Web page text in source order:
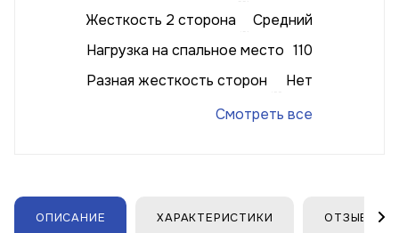
Жесткость 2 сторона
Средний
Нагрузка на спальное место 110
Разная жесткость сторон
Нет
Смотреть все
ОПИСАНИЕ ХАРАКТЕРИСТИКИ ОТЗЫВЫ